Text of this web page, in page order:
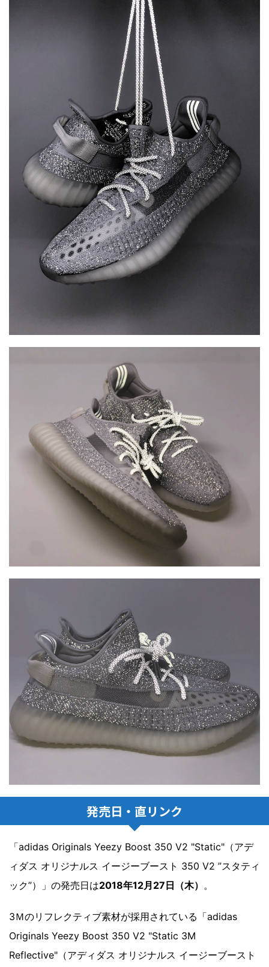
発売日・直リンク
「adidas Originals Yeezy Boost 350 V2 "Static"（アデ
ィダス オリジナルス イージーブースト 350 V2 ”スタティ
ック”）」の発売日は2018年12月27日（木） 。
3Ｍのリフレクティブ素材が採用されている「adidas
Originals Yeezy Boost 350 V2 "Static 3M
Reflective"（アディダス オリジナルス イージーブースト